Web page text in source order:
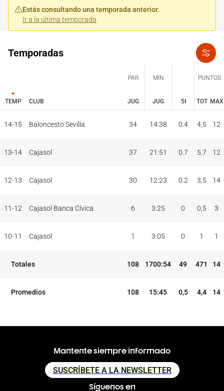
Estás consultando una temporada anterior.
Ir a la última temporada
Temporadas
TEMP CLUB
PAR MIN
5I
PUNTOS
JUG JUG TOT MAX
TEMP CLUB
PAR MIN
5I
PUNTOS
14-15 Baloncesto Sevilla 34 14:38 0.4 4,5 12
13-14 Cajasol 37 21:51 0.7 5,7 12
12-13 Cajasol 30 12:23 0.2 3,5 14
11-12 Cajasol Banca Cívica 6 3:25 0 0,5 3
10-11 Cajasol 1 3:05 0 1 1
Totales 108 1700:54 49 471 14
Promedios 108 15:45 0,5 4,4 14
Mantente siempre informado
SUSCRÍBETE A LA NEWSLETTER
Síguenos en